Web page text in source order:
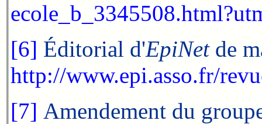
[6] Éditorial d'EpiNetde
http://www.epi.asso.fr/
[7] Amendement du